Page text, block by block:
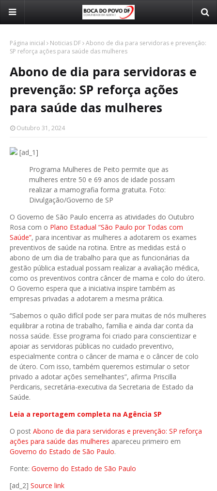
Página inicial Noticias DF Abono de dia para servidoras e prevenção:
SP reforça ações para saúde das mulheres
Abono de dia para servidoras e
prevenção: SP reforça ações
para saúde das mulheres
Outubro 31, 2024
[ad_1]
Programa Mulheres de Peito permite que as
mulheres entre 50 e 69 anos de idade possam
realizar a mamografia forma gratuita. Foto:
Divulgação/Governo de SP
O Governo de São Paulo encerra as atividades do Outubro
Rosa com o Plano Estadual “São Paulo por Todas com
Saúde”, para incentivar as mulheres a adotarem os exames
preventivos de saúde na rotina. Entre as medidas está o
abono de um dia de trabalho para que as funcionárias da
gestão pública estadual possam realizar a avaliação médica,
como os preventivos contra câncer de mama e colo do útero.
O Governo espera que a iniciativa inspire também as
empresas privadas a adotarem a mesma prática.
“Sabemos o quão difícil pode ser para muitas de nós mulheres
equilibrar a rotina de trabalho, família e ainda dar conta da
nossa saúde. Esse programa foi criado para conscientizar e
apoiar as servidoras públicas no cuidado preventivo,
especialmente contra o câncer de mama e o câncer de colo
de útero. Com isso, também queremos estimular o setor
privado a adotar ações semelhantes”, afirma Priscilla
Perdicaris, secretária-executiva da Secretaria de Estado da
Saúde.
Leia a reportagem completa na Agência SP
O post Abono de dia para servidoras e prevenção: SP reforça
ações para saúde das mulheres apareceu primeiro em
Governo do Estado de São Paulo.
Fonte: Governo do Estado de São Paulo
[ad_2] Source link